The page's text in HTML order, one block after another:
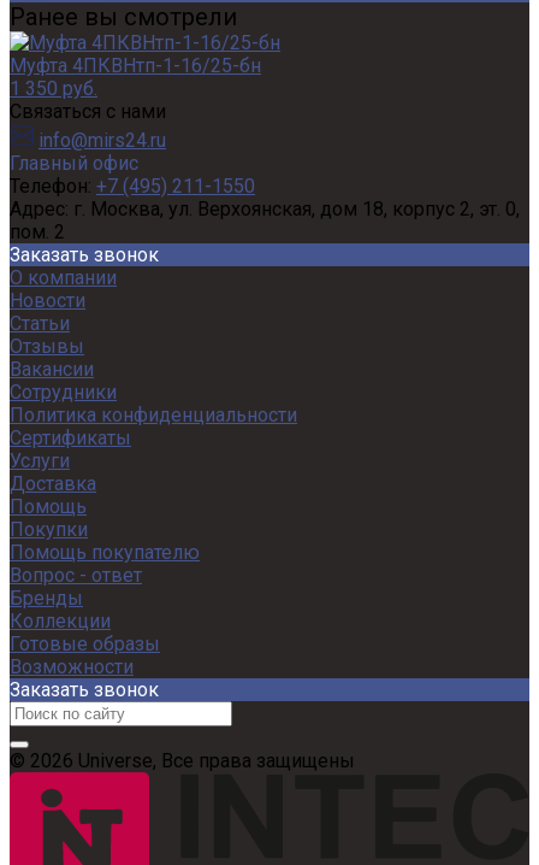
Ранее вы смотрели
Муфта 4ПКВНтп-1-16/25-бн
1 350 руб.
Связаться с нами
info@mirs24.ru
Главный офис
Телефон: +7 (495) 211-1550
Адрес: г. Москва, ул. Верхоянская, дом 18, корпус 2, эт. 0,
пом. 2
Заказать звонок
О компании
Новости
Статьи
Отзывы
Вакансии
Сотрудники
Политика конфиденциальности
Сертификаты
Услуги
Доставка
Помощь
Покупки
Помощь покупателю
Вопрос - ответ
Бренды
Коллекции
Готовые образы
Возможности
Заказать звонок
© 2026 Universe, Все права защищены